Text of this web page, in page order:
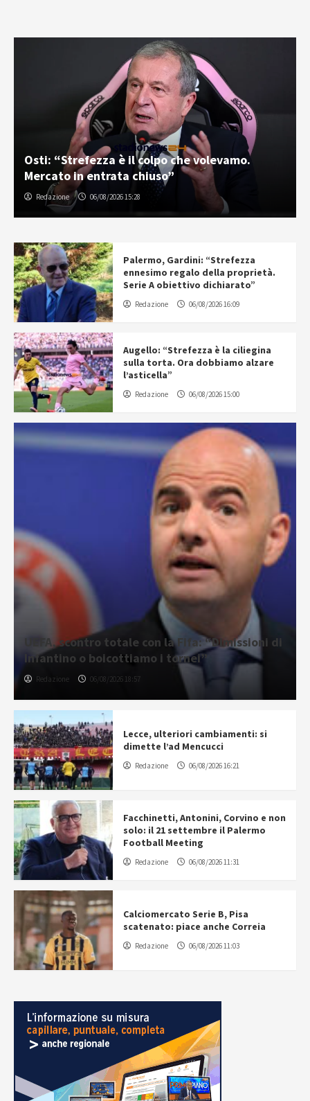
Osti: “Strefezza è il colpo che volevamo.
Mercato in entrata chiuso”
Redazione 06/08/2026 15:28
Palermo, Gardini: “Strefezza
ennesimo regalo della proprietà.
Serie A obiettivo dichiarato”
Redazione 06/08/2026 16:09
Augello: “Strefezza è la ciliegina
sulla torta. Ora dobbiamo alzare
l’asticella”
Redazione 06/08/2026 15:00
UEFA, scontro totale con la Fifa: “Dimissioni di
Infantino o boicottiamo i tornei”
Redazione 06/08/2026 18:57
Lecce, ulteriori cambiamenti: si
dimette l’ad Mencucci
Redazione 06/08/2026 16:21
Facchinetti, Antonini, Corvino e non
solo: il 21 settembre il Palermo
Football Meeting
Redazione 06/08/2026 11:31
Calciomercato Serie B, Pisa
scatenato: piace anche Correia
Redazione 06/08/2026 11:03